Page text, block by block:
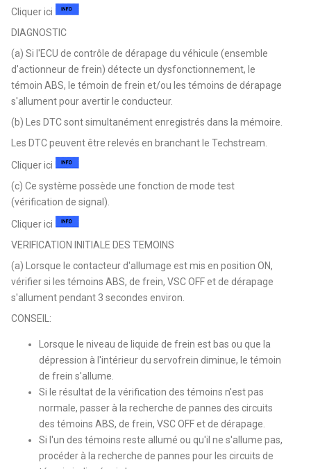
Cliquer ici
DIAGNOSTIC
(a) Si l'ECU de contrôle de dérapage du véhicule (ensemble
d'actionneur de frein) détecte un dysfonctionnement, le
témoin ABS, le témoin de frein et/ou les témoins de dérapage
s'allument pour avertir le conducteur.
(b) Les DTC sont simultanément enregistrés dans la mémoire.
Les DTC peuvent être relevés en branchant le Techstream.
Cliquer ici
(c) Ce système possède une fonction de mode test
(vérification de signal).
Cliquer ici
VERIFICATION INITIALE DES TEMOINS
(a) Lorsque le contacteur d'allumage est mis en position ON,
vérifier si les témoins ABS, de frein, VSC OFF et de dérapage
s'allument pendant 3 secondes environ.
CONSEIL:
Lorsque le niveau de liquide de frein est bas ou que la
dépression à l'intérieur du servofrein diminue, le témoin
de frein s'allume.
Si le résultat de la vérification des témoins n'est pas
normale, passer à la recherche de pannes des circuits
des témoins ABS, de frein, VSC OFF et de dérapage.
Si l'un des témoins reste allumé ou qu'il ne s'allume pas,
procéder à la recherche de pannes pour les circuits de